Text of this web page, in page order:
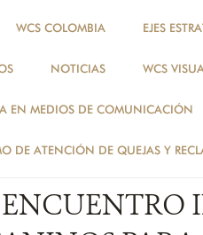
WCS COLOMBIA EJES
NOTICIAS WCS
EN MEDIOS DE COMUNICACIÓN
DE ATENCIÓN DE QUEJAS Y